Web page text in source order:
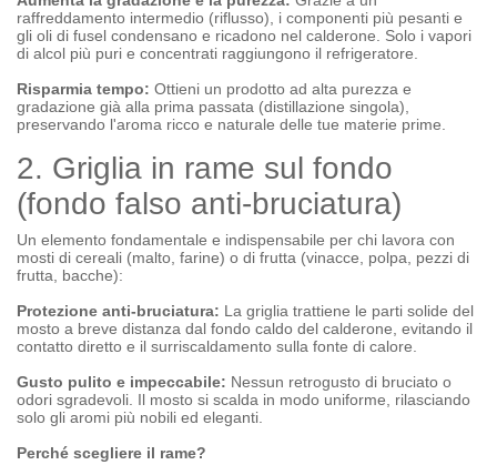
raffreddamento intermedio (riflusso), i componenti più pesanti e
gli oli di fusel condensano e ricadono nel calderone. Solo i vapori
di alcol più puri e concentrati raggiungono il refrigeratore.
Risparmia tempo: Ottieni un prodotto ad alta purezza e
gradazione già alla prima passata (distillazione singola),
preservando l'aroma ricco e naturale delle tue materie prime.
2. Griglia in rame sul fondo
(fondo falso anti-bruciatura)
Un elemento fondamentale e indispensabile per chi lavora con
mosti di cereali (malto, farine) o di frutta (vinacce, polpa, pezzi di
frutta, bacche):
Protezione anti-bruciatura: La griglia trattiene le parti solide del
mosto a breve distanza dal fondo caldo del calderone, evitando il
contatto diretto e il surriscaldamento sulla fonte di calore.
Gusto pulito e impeccabile: Nessun retrogusto di bruciato o
odori sgradevoli. Il mosto si scalda in modo uniforme, rilasciando
solo gli aromi più nobili ed eleganti.
Perché scegliere il rame?